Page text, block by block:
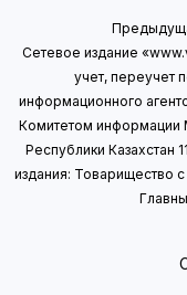
Сетевое издание
учет, переучет
информационного
Комитетом информации
Республики Казахстан
издания: Товарищество